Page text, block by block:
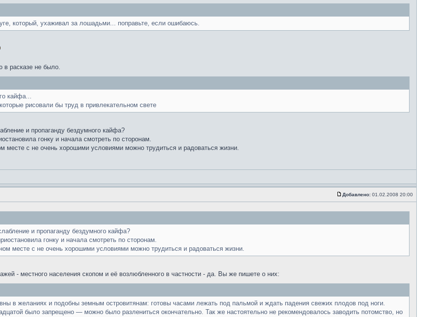
который, ухаживал за лошадьми... поправьте, если ошибаюсь.
в расказе не было.
кайфа...
рисовали бы труд в привлекательном свете
и пропаганду бездумного кайфа?
гонку и начала смотреть по сторонам.
месте с не очень хорошими условиями можно трудиться и радоваться жизни.
Добавлено: 01.02.2008 20:00
и пропаганду бездумного кайфа?
гонку и начала смотреть по сторонам.
месте с не очень хорошими условиями можно трудиться и радоваться жизни.
- местного населения скопом и её возлюбленного в частности - да. Вы же пишете о них:
в желаниях и подобны земным островитянам: готовы часами лежать под пальмой и ждать падения свежих плодов под ноги.
было запрещено — можно было разлениться окончательно. Так же настоятельно не рекомендовалось заводить потомство, но